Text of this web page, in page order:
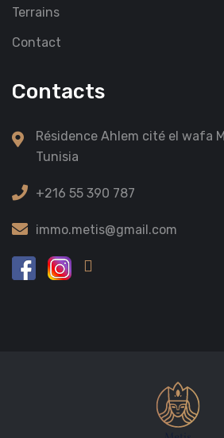
Terrains
Contact
Contacts
Résidence Ahlem cité el wafa
Tunisia
+216 55 390 787
immo.metis@gmail.com